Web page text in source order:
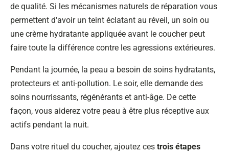
de qualité. Si les mécanismes naturels de réparation vous
permettent d'avoir un teint éclatant au réveil, un soin ou
une crème hydratante appliquée avant le coucher peut
faire toute la différence contre les agressions extérieures.
Pendant la journée, la peau a besoin de soins hydratants,
protecteurs et anti-pollution. Le soir, elle demande des
soins nourrissants, régénérants et anti-âge. De cette
façon, vous aiderez votre peau à être plus réceptive aux
actifs pendant la nuit.
Dans votre rituel du coucher, ajoutez ces trois étapes